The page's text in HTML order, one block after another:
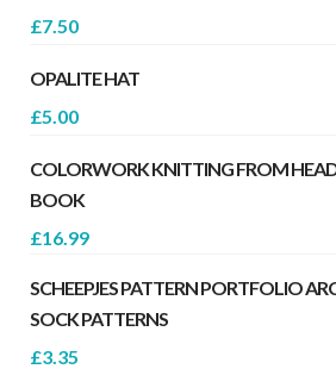
£7.50
OPALITE HAT
£5.00
COLORWORK KNITTING FROM
BOOK
£16.99
SCHEEPJES PATTERN PORTFOLIO
SOCK PATTERNS
£3.35